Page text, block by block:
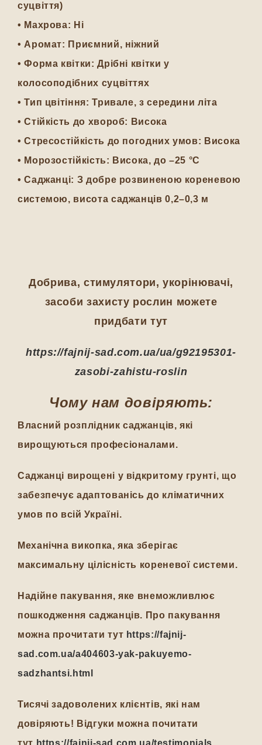
суцвіття)
• Махрова: Ні
• Аромат: Приємний, ніжний
• Форма квітки: Дрібні квітки у
колосоподібних суцвіттях
• Тип цвітіння: Тривале, з середини літа
• Стійкість до хвороб: Висока
• Стресостійкість до погодних умов: Висока
• Морозостійкість: Висока, до –25 °C
• Саджанці: З добре розвиненою кореневою
системою, висота саджанців 0,2–0,3 м
Добрива, стимулятори, укорінювачі,
засоби захисту рослин можете
придбати тут
https://fajnij-sad.com.ua/ua/g92195301-
zasobi-zahistu-roslin
Чому нам довіряють:
Власний розплідник саджанців, які
вирощуються професіоналами.
Саджанці вирощені у відкритому грунті, що
забезпечує адаптованісь до кліматичних
умов по всій Україні.
Механічна викопка, яка зберігає
максимальну цілісність кореневої системи.
Надійне пакування, яке внеможливлює
пошкодження саджанців. Про пакування
можна прочитати тут https://fajnij-
sad.com.ua/a404603-yak-pakuyemo-
sadzhantsi.html
Тисячі задоволених клієнтів, які нам
довіряють! Відгуки можна почитати
тут https://fajnij-sad.com.ua/testimonials